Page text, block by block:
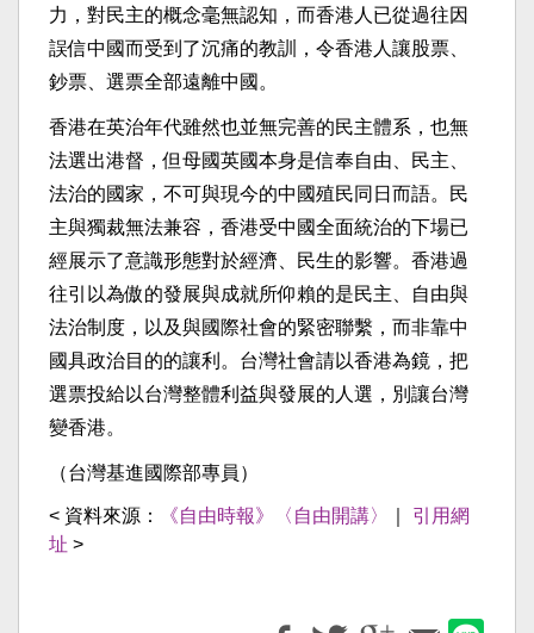
力，對民主的概念毫無認知，而香港人已從過往因
誤信中國而受到了沉痛的教訓，令香港人讓股票、
鈔票、選票全部遠離中國。
香港在英治年代雖然也並無完善的民主體系，也無
法選出港督，但母國英國本身是信奉自由、民主、
法治的國家，不可與現今的中國殖民同日而語。民
主與獨裁無法兼容，香港受中國全面統治的下場已
經展示了意識形態對於經濟、民生的影響。香港過
往引以為傲的發展與成就所仰賴的是民主、自由與
法治制度，以及與國際社會的緊密聯繫，而非靠中
國具政治目的的讓利。台灣社會請以香港為鏡，把
選票投給以台灣整體利益與發展的人選，別讓台灣
變香港。
（台灣基進國際部專員）
< 資料來源： 《自由時報》〈自由開講〉
引用網
址 >